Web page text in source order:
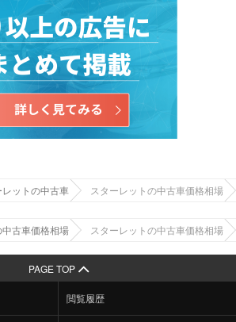
レットの中古車 スターレットの中古車価格相場
中古車価格相場 スターレットの中古車価格相場
PAGE TOP
閲覧履歴